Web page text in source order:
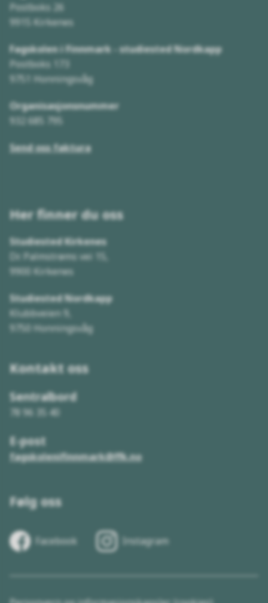
Postboks 26
9915 Kirkenes
Fagskolen i Finnmark - studiested Nordkapp
Postboks 173
9751 Honningsvåg
Organisasjonsnummer
932 685 795
Send oss faktura
Her finner duoss
Studiested Kirkenes
Dr. Palmstrøms vei 15,
9900 Kirkenes
Studiested Nordkapp
Klubbveien 9,
9750 Honningsvåg
Kontakt oss
Sentralbord
78 96 35 40
E-post
fagskolenifinnmark@ffk.no
Følg oss
Facebook Instagram